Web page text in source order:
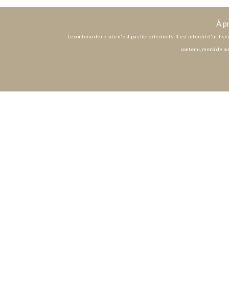
À
Le contenu de ce site n'est pas libre de droits. Il est interdit
contenu, merci de